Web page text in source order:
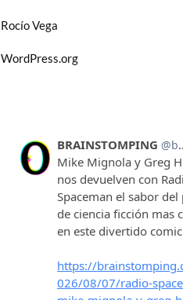
Rocío Vega
WordPress.org